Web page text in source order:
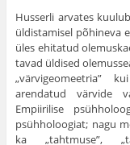
Husserli arvates
üldistamisel põhineva
üles ehitatud
tavad üldised
„värvigeomeetria”
arendatud värvide
Empiirilise
psühholoogiat; nagu
ka „tahtmuse”,